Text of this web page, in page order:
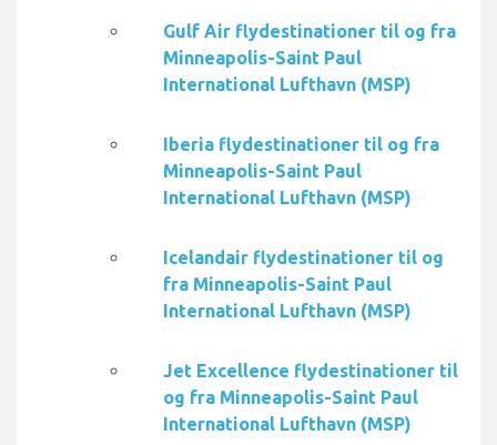
Gulf Air flydestinationer til og fra
Minneapolis-Saint Paul
International Lufthavn (MSP)
Iberia flydestinationer til og fra
Minneapolis-Saint Paul
International Lufthavn (MSP)
Icelandair flydestinationer til og
fra Minneapolis-Saint Paul
International Lufthavn (MSP)
Jet Excellence flydestinationer til
og fra Minneapolis-Saint Paul
International Lufthavn (MSP)